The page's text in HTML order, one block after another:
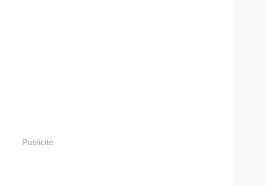
Publicité